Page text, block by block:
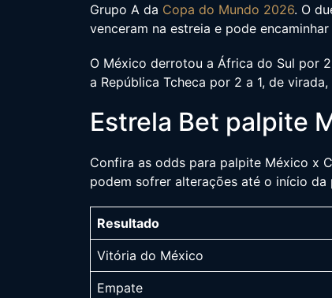
Grupo A da Copa do Mundo 2026. O
venceram na estreia e pode
O México derrotou a África do Sul por
a República Tcheca por 2 a 1, de
Estrela Bet palpite
Confira as odds para palpite México x
podem sofrer alterações até o início da
Resultado
Vitória do México
Empate